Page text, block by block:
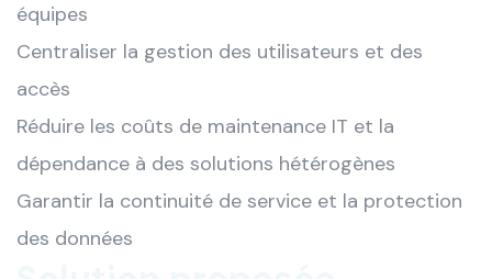
équipes
Centraliser la gestion des utilisateurs et des
accès
Réduire les coûts de maintenance IT et la
dépendance à des solutions hétérogènes
Garantir la continuité de service et la protection
des données